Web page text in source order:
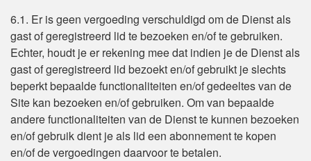
6.1. Er is geen vergoeding verschuldigd om de Dienst als
gast of geregistreerd lid te bezoeken en/of te gebruiken.
Echter, houdt je er rekening mee dat indien je de Dienst als
gast of geregistreerd lid bezoekt en/of gebruikt je slechts
beperkt bepaalde functionaliteiten en/of gedeeltes van de
Site kan bezoeken en/of gebruiken. Om van bepaalde
andere functionaliteiten van de Dienst te kunnen bezoeken
en/of gebruik dient je als lid een abonnement te kopen
en/of de vergoedingen daarvoor te betalen.